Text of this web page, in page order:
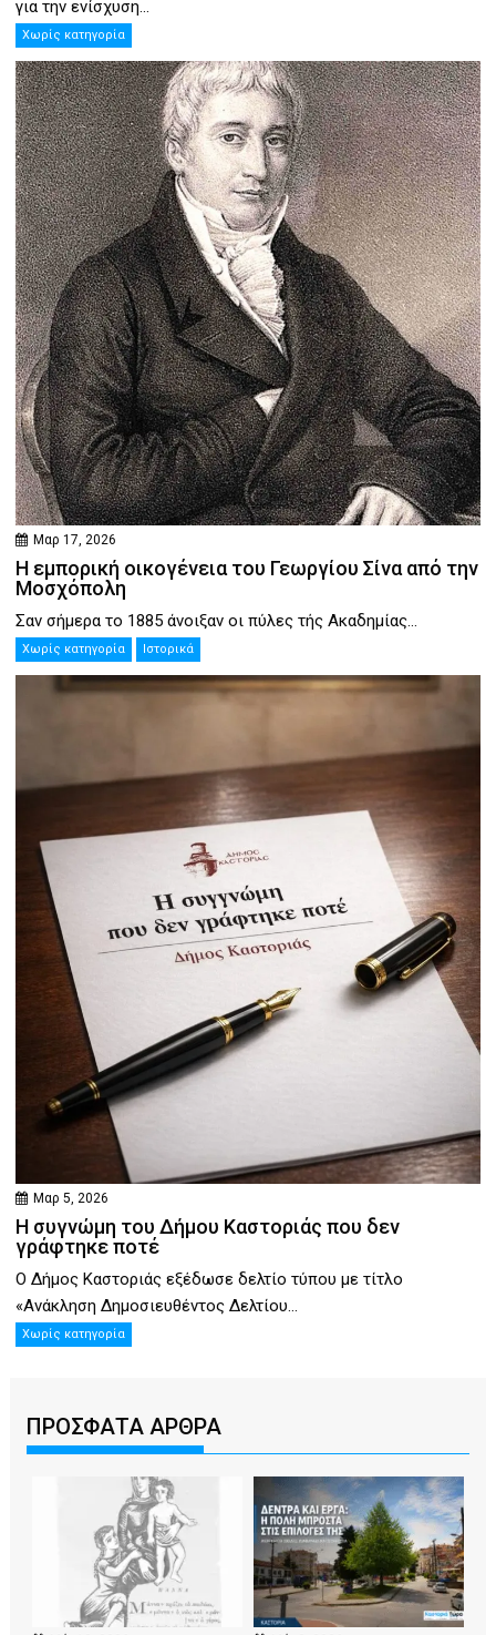
για την ενίσχυση...
Χωρίς κατηγορία
Μαρ 17, 2026
Η εμπορική οικογένεια του Γεωργίου Σίνα από την
Μοσχόπολη
Σαν σήμερα το 1885 άνοιξαν οι πύλες τής Ακαδημίας...
Χωρίς κατηγορία Ιστορικά
Μαρ 5, 2026
Η συγνώμη του Δήμου Καστοριάς που δεν
γράφτηκε ποτέ
Ο Δήμος Καστοριάς εξέδωσε δελτίο τύπου με τίτλο
«Ανάκληση Δημοσιευθέντος Δελτίου...
Χωρίς κατηγορία
ΠΡΟΣΦΑΤΑ ΑΡΘΡΑ